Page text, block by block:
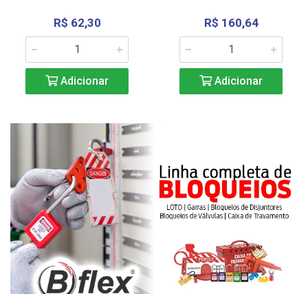
R$ 62,30
Adicionar
R$ 160,64
Adicionar